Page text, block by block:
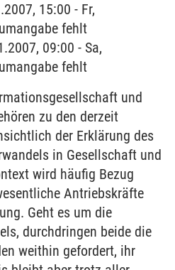
15:00 - Fr,
fehlt
09:00 - Sa,
fehlt
und
zu den derzeit
der Erklärung des
in Gesellschaft und
wird häufig Bezug
Antriebskräfte
Geht es um die
durchdringen beide die
weithin gefordert, ihr